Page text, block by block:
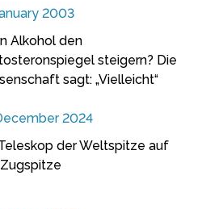
2003
Alkohol den
steigern? Die
sagt: „Vielleicht“
2024
der Weltspitze auf